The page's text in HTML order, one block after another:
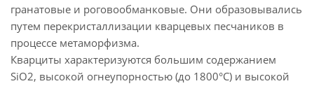
гранатовые и роговообманковые. Они образовывались
путем перекристаллизации кварцевых песчаников в
процессе метаморфизма.
Кварциты характеризуются большим содержанием
SiO2, высокой огнеупорностью (до 1800°С) и высокой